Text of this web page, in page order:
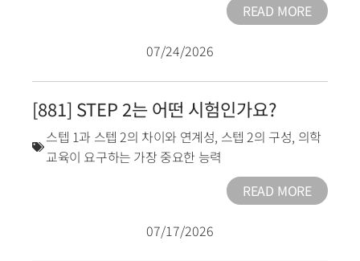
READ MORE
07/24/2026
[881] STEP 2는 어떤 시험인가요?
스텝 1과 스텝 2의 차이와 연계성, 스텝 2의 구성, 의학
교육이 요구하는 가장 중요한 능력
READ MORE
07/17/2026